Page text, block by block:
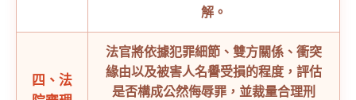
解。
四、法
法官將依據犯罪細節、雙方關係、衝突
緣由以及被害人名譽受損的程度，評估
是否構成公然侮辱罪，並裁量合理刑